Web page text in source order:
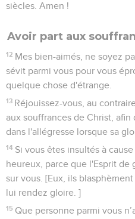
siècles. Amen !
Avoir part aux
12 Mes bien-aimés, ne soyez
sévit parmi vous pour vous
quelque chose d'étrange.
13 Réjouissez-vous, au
aux souffrances de Christ, afin
dans l'allégresse lorsque sa
14 Si vous êtes insultés à
heureux, parce que l'Esprit de
sur vous. [Eux, ils
lui rendez gloire. ]
15 Que personne parmi vous